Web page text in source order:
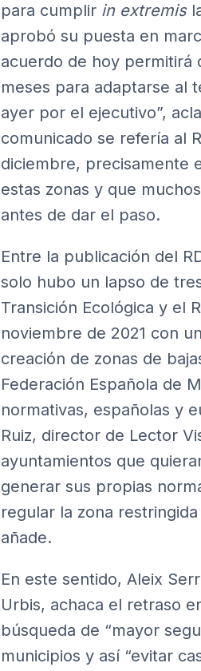
para cumplir in extremis
aprobó su puesta en
acuerdo de hoy permitirá
meses para adaptarse al
ayer por el ejecutivo”,
comunicado se refería al
diciembre, precisamente
estas zonas y que
antes de dar el paso.
Entre la publicación del
solo hubo un lapso de
Transición Ecológica y el
noviembre de 2021 con
creación de zonas de
Federación Española de
normativas, españolas y
Ruiz, director de Lector
ayuntamientos que
generar sus propias
regular la zona
añade.
En este sentido, Aleix
Urbis, achaca el retraso
búsqueda de “mayor
municipios y así “evitar